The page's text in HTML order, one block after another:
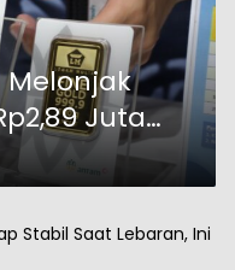
Melonjak
Juta
Stabil Saat Lebaran, Ini